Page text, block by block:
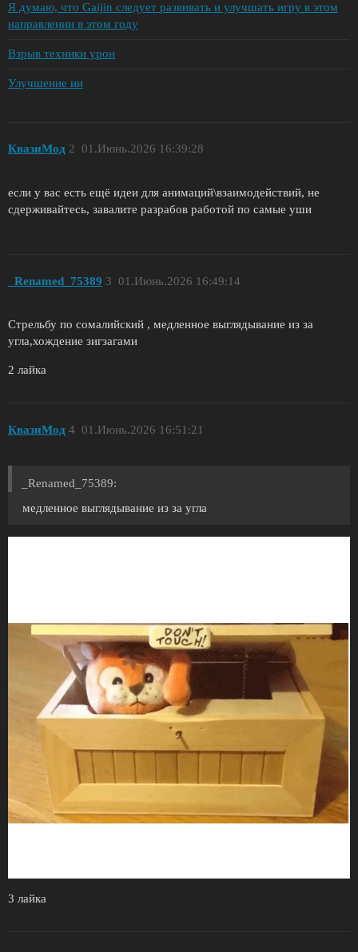
Я думаю, что Gaijin следует развивать и улучшать игру в этом
направлении в этом году
Взрыв техники урон
Улучшение ии
КвазиМод 01.Июнь.2026 16:39:28
2
если у вас есть ещё идеи для анимаций\взаимодействий, не
сдерживайтесь, завалите разрабов работой по самые уши
_Renamed_75389 01.Июнь.2026 16:49:14
3
Стрельбу по сомалийский , медленное выглядывание из за
угла,хождение зигзагами
2 лайка
КвазиМод 01.Июнь.2026 16:51:21
4
_Renamed_75389:
медленное выглядывание из за угла
3 лайка